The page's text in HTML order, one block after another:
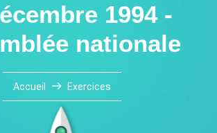
1994 -
nationale
Accueil Exercices